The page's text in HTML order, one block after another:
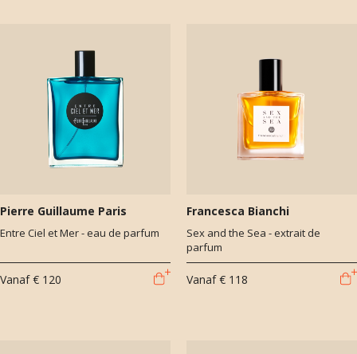
Pierre Guillaume Paris
Entre Ciel et Mer - eau de parfum
Vanaf € 120
Francesca Bianchi
Sex and the Sea - extrait de
parfum
Vanaf € 118